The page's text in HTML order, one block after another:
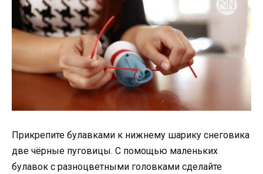
Прикрепите булавками к нижнему шарику снеговика
две чёрные пуговицы. С помощью маленьких
булавок с разноцветными головками сделайте